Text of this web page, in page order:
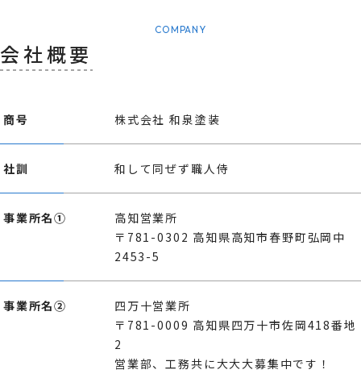
COMPANY
会社概要
商号 株式会社 和泉塗装
社訓 和して同ぜず職人侍
事業所名①
高知営業所
〒781-0302 高知県高知市春野町弘岡中
2453-5
事業所名②
四万十営業所
〒781-0009 高知県四万十市佐岡418番地
2
営業部、工務共に大大大募集中です！